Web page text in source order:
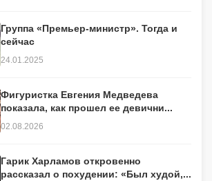
Группа «Премьер-министр». Тогда и
сейчас
24.01.2025
Фигуристка Евгения Медведева
показала, как прошел ее девични...
02.08.2026
Гарик Харламов откровенно
рассказал о похудении: «Был худой,...